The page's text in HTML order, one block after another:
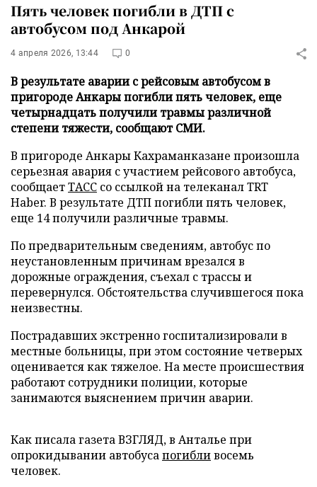
Пять человек погибли в ДТП с
автобусом под Анкарой
4 апреля 2026, 13:44 0
В результате аварии с рейсовым автобусом в
пригороде Анкары погибли пять человек, еще
четырнадцать получили травмы различной
степени тяжести, сообщают СМИ.
В пригороде Анкары Кахраманказане произошла
серьезная авария с участием рейсового автобуса,
сообщаетТАСС со ссылкой на телеканал TRT
Haber. В результате ДТП погибли пять человек,
еще 14 получили различные травмы.
По предварительным сведениям, автобус по
неустановленным причинам врезался в
дорожные ограждения, съехал с трассы и
перевернулся. Обстоятельства случившегося пока
неизвестны.
Пострадавших экстренно госпитализировали в
местные больницы, при этом состояние четверых
оценивается как тяжелое. На месте происшествия
работают сотрудники полиции, которые
занимаются выяснением причин аварии.
Как писала газета ВЗГЛЯД, в Анталье при
опрокидывании автобусапогибливосемь
человек.